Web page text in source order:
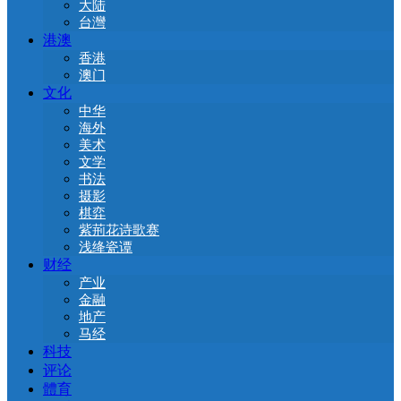
大陆
台灣
港澳
香港
澳门
文化
中华
海外
美术
文学
书法
摄影
棋弈
紫荊花诗歌赛
浅绛瓷谭
财经
产业
金融
地产
马经
科技
评论
體育